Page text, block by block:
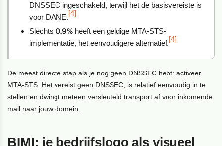
DNSSEC ingeschakeld, terwijl het de basisvereiste is
voor DANE.[4]
Slechts0,9% heeft een geldige MTA-STS-
implementatie, het eenvoudigere alternatief.[4]
De meest directe stap als je nog geen DNSSEC hebt: activeer
MTA-STS. Het vereist geen DNSSEC, is relatief eenvoudig in te
stellen en dwingt meteen versleuteld transport af voor inkomende
mail naar jouw domein.
BIMI: je bedrijfslogo als visueel